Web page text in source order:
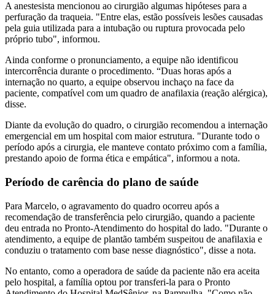
A anestesista mencionou ao cirurgião algumas hipóteses para a
perfuração da traqueia. "Entre elas, estão possíveis lesões causadas
pela guia utilizada para a intubação ou ruptura provocada pelo
próprio tubo", informou.
Ainda conforme o pronunciamento, a equipe não identificou
intercorrência durante o procedimento. “Duas horas após a
internação no quarto, a equipe observou inchaço na face da
paciente, compatível com um quadro de anafilaxia (reação alérgica),
disse.
Diante da evolução do quadro, o cirurgião recomendou a internação
emergencial em um hospital com maior estrutura. "Durante todo o
período após a cirurgia, ele manteve contato próximo com a família,
prestando apoio de forma ética e empática", informou a nota.
Período de carência do plano de saúde
Para Marcelo, o agravamento do quadro ocorreu após a
recomendação de transferência pelo cirurgião, quando a paciente
deu entrada no Pronto-Atendimento do hospital do lado. "Durante o
atendimento, a equipe de plantão também suspeitou de anafilaxia e
conduziu o tratamento com base nesse diagnóstico", disse a nota.
No entanto, como a operadora de saúde da paciente não era aceita
pelo hospital, a família optou por transferi-la para o Pronto